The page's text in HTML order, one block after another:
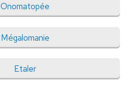
Onomatopée
Mégalomanie
Etaler